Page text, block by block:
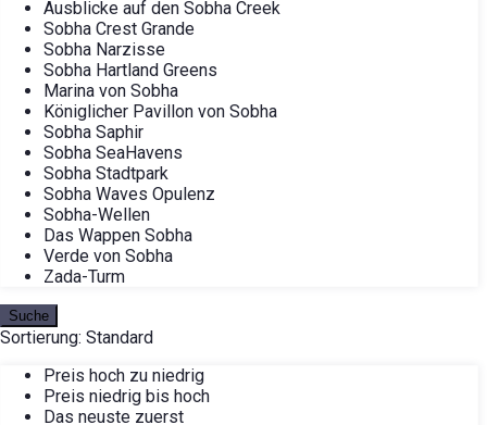
Ausblicke auf den Sobha Creek
Sobha Crest Grande
Sobha Narzisse
Sobha Hartland Greens
Marina von Sobha
Königlicher Pavillon von Sobha
Sobha Saphir
Sobha SeaHavens
Sobha Stadtpark
Sobha Waves Opulenz
Sobha-Wellen
Das Wappen Sobha
Verde von Sobha
Zada-Turm
Suche
Sortierung: Standard
Preis hoch zu niedrig
Preis niedrig bis hoch
Das neuste zuerst